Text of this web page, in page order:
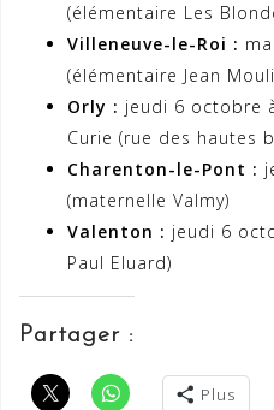
(élémentaire Les
Villeneuve-le-Roi :
(élémentaire Jean
Orly : jeudi 6 octobre
Curie (rue des hautes
Charenton-le-Pont :
(maternelle Valmy)
Valenton : jeudi 6
Paul Eluard)
Partager :
Plus